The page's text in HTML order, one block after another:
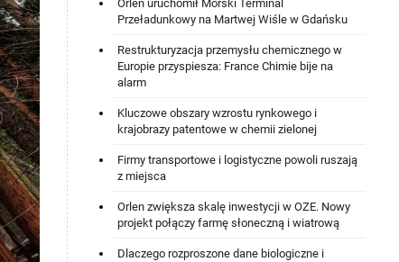
Orlen uruchomił Morski Terminal
Przeładunkowy na Martwej Wiśle w Gdańsku
Restrukturyzacja przemysłu chemicznego w
Europie przyspiesza: France Chimie bije na
alarm
Kluczowe obszary wzrostu rynkowego i
krajobrazy patentowe w chemii zielonej
Firmy transportowe i logistyczne powoli ruszają
z miejsca
Orlen zwiększa skalę inwestycji w OZE. Nowy
projekt połączy farmę słoneczną i wiatrową
Dlaczego rozproszone dane biologiczne i